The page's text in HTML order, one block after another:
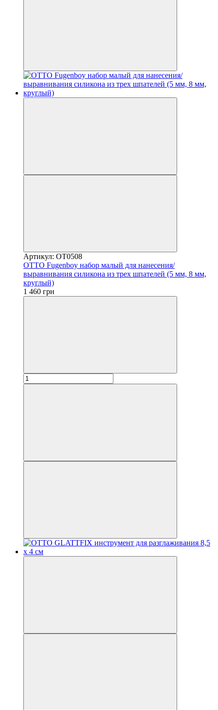
Артикул: OT0508
OTTO Fugenboy набор малый для нанесения/
выравнивания силикона из трех шпателей (5 мм, 8 мм,
круглый)
1 460 грн